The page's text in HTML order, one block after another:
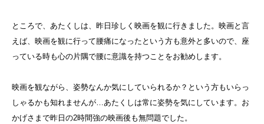
ところで、あたくしは、昨日珍しく映画を観に行きました。映画と言
えば、映画を観に行って腰痛になったという方も意外と多いので、座
っている時も心の片隅で腰に意識を持つことをお勧めします。
映画を観ながら、姿勢なんか気にしていられるか？という方もいらっ
しゃるかも知れませんが…あたくしは常に姿勢を気にしています。お
かげさまで昨日の2時間強の映画後も無問題でした。